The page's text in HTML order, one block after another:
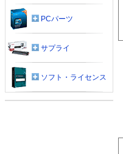
PCパーツ
サプライ
ソフト・ライセンス